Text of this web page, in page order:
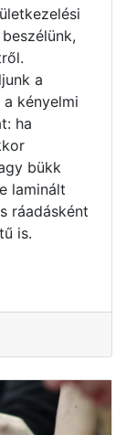
a
kényelmi
ha
bükk
laminált
ráadásként
is.